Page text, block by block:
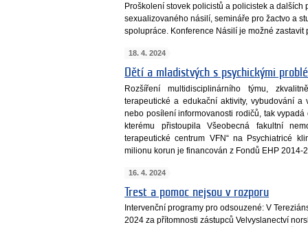
Proškolení stovek policistů a policistek a
sexualizovaného násilí, semináře pro žactvo a
spolupráce. Konference Násilí je možné
18. 4. 2024
Dětí a mladistvých s psychickými
Rozšíření multidisciplinárního týmu,
terapeutické a edukační aktivity, vybudování
nebo posílení informovanosti rodičů, tak
kterému přistoupila Všeobecná fakultní
terapeutické centrum VFN“ na Psychiatricé
milionu korun je financován z Fondů EHP 2014-
16. 4. 2024
Trest a pomoc nejsou v rozporu
Intervenční programy pro odsouzené: V
2024 za přítomnosti zástupců Velvyslanectví